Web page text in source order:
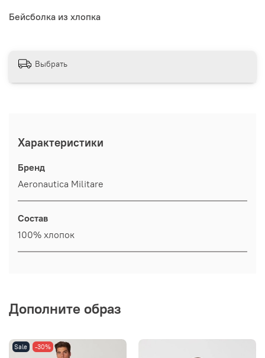
Бейсболка из хлопка
Выбрать
Характеристики
Бренд
Aeronautica Militare
Состав
100% хлопок
Дополните образ
Sale -30%